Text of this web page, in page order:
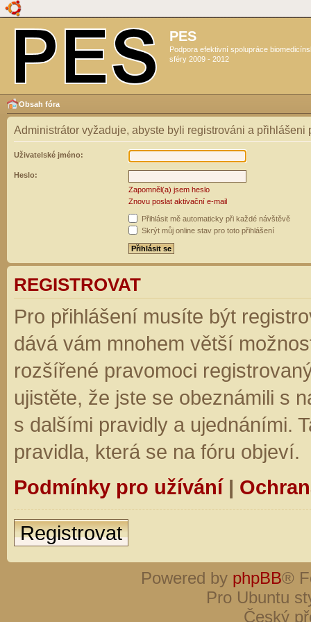
PES
Podpora efektivní spolupráce
sféry 2009 - 2012
Obsah fóra
Administrátor vyžaduje, abyste byli registrováni a přihlášeni
Uživatelské jméno:
Heslo:
Zapomněl(a) jsem heslo
Znovu poslat aktivační e-mail
Přihlásit mě automaticky při každé návštěvě
Skrýt můj online stav pro toto přihlášení
REGISTROVAT
Pro přihlášení musíte být
dává vám mnohem větší
rozšířené pravomoci
ujistěte, že jste se obeznámili s
s dalšími pravidly a ujednáními.
pravidla, která se na fóru objeví.
Podmínky pro užívání|
Registrovat
Powered by phpBB®
Pro Ubuntu
Český